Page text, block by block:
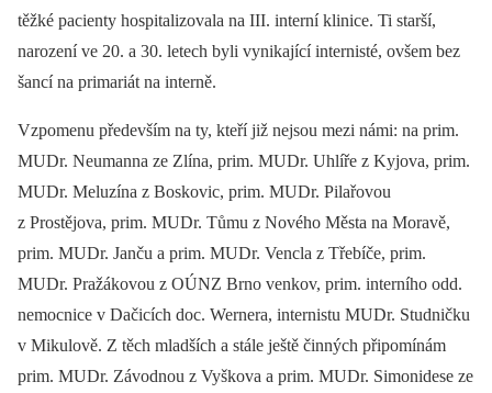
těžké pacienty hospitalizovala na III. interní klinice. Ti starší,
narození ve 20. a 30. letech byli vynikající internisté, ovšem bez
šancí na primariát na interně.
Vzpomenu především na ty, kteří již nejsou mezi námi: na prim.
MUDr. Neumanna ze Zlína, prim. MUDr. Uhlíře z Kyjova, prim.
MUDr. Meluzína z Boskovic, prim. MUDr. Pilařovou
z Prostějova, prim. MUDr. Tůmu z Nového Města na Moravě,
prim. MUDr. Janču a prim. MUDr. Vencla z Třebíče, prim.
MUDr. Pražákovou z OÚNZ Brno venkov, prim. interního odd.
nemocnice v Dačicích doc. Wernera, internistu MUDr. Studničku
v Mikulově. Z těch mladších a stále ještě činných připomínám
prim. MUDr. Závodnou z Vyškova a prim. MUDr. Simonidese ze